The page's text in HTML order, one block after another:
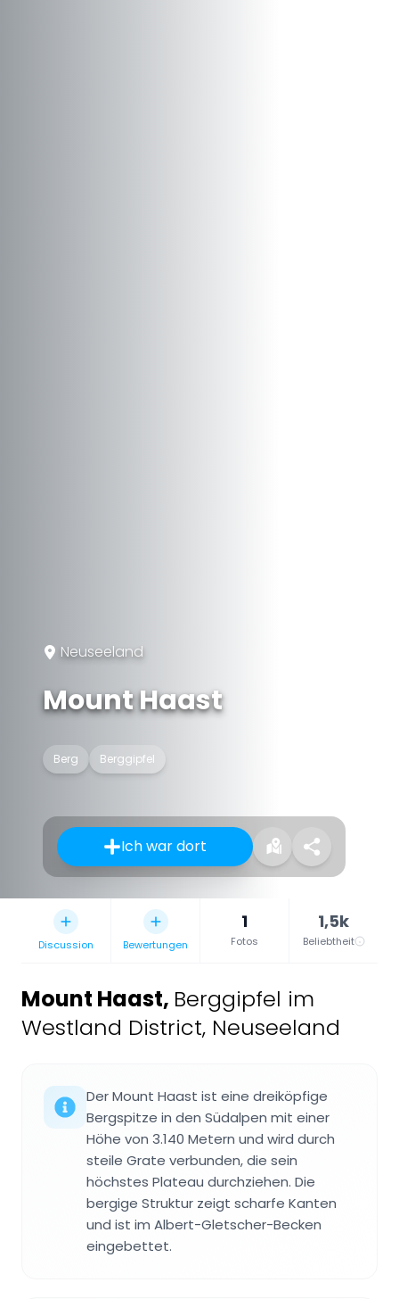
Neuseeland
Mount Haast
Berg Berggipfel
Ich war dort
Discussion Bewertungen
1
Fotos
1,5k
Beliebtheit
Mount Haast, Berggipfel im
Westland District, Neuseeland
Der Mount Haast ist eine dreiköpfige
Bergspitze in den Südalpen mit einer
Höhe von 3.140 Metern und wird durch
steile Grate verbunden, die sein
höchstes Plateau durchziehen. Die
bergige Struktur zeigt scharfe Kanten
und ist im Albert-Gletscher-Becken
eingebettet.